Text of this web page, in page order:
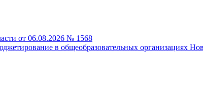
от 06.08.2026 № 1568
в общеобразовательных организациях